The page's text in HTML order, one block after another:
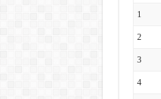
1
2
3
4